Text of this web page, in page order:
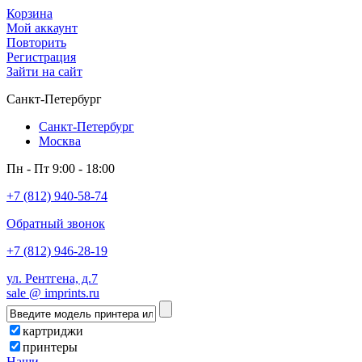
Корзина
Мой аккаунт
Повторить
Регистрация
Зайти на сайт
Санкт-Петербург
Санкт-Петербург
Москва
Пн - Пт 9:00 - 18:00
+7 (812) 940-58-74
Обратный звонок
+7 (812) 946-28-19
ул. Рентгена, д.7
sale @ imprints.ru
картриджи
принтеры